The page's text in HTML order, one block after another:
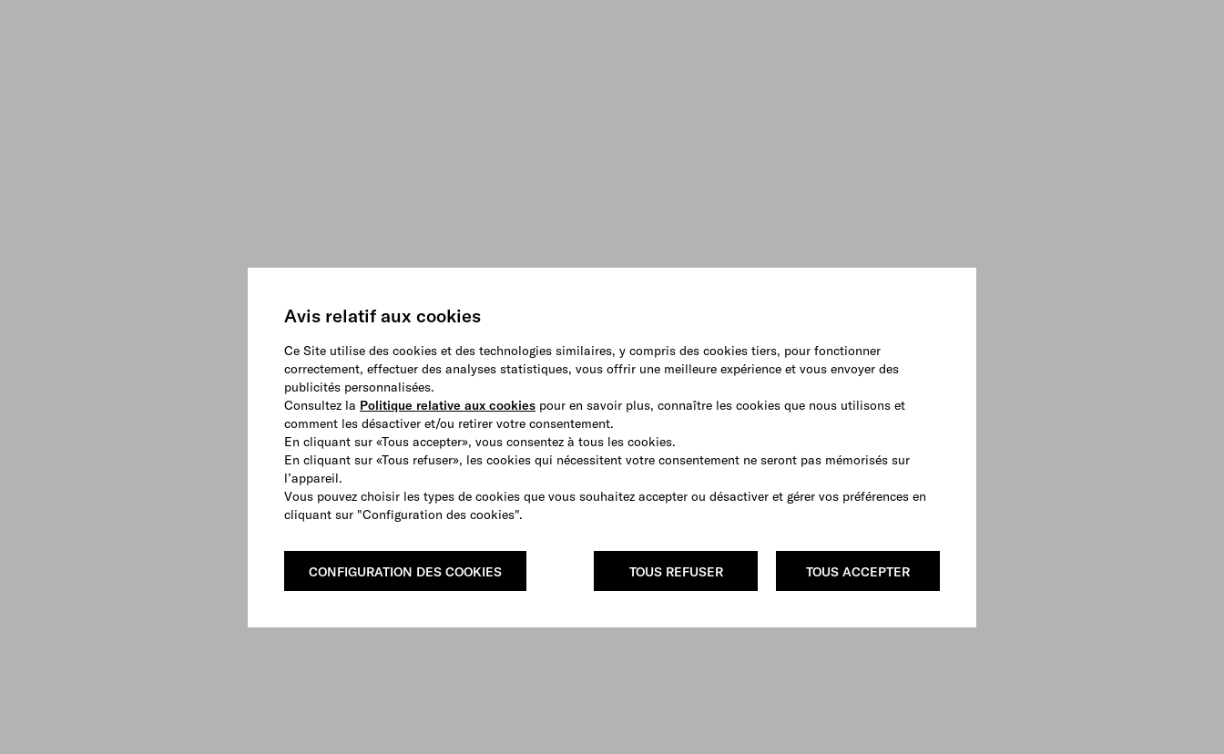
Avis relatif aux cookies
Ce Site utilise des cookies et des technologies similaires, y compris des cookies tiers, pour fonctionner
correctement, effectuer des analyses statistiques, vous offrir une meilleure expérience et vous envoyer des
publicités personnalisées.
Consultez la Politique relative aux cookies pour en savoir plus, connaître les cookies que nous utilisons et
comment les désactiver et/ou retirer votre consentement.
En cliquant sur «Tous accepter», vous consentez à tous les cookies.
En cliquant sur «Tous refuser», les cookies qui nécessitent votre consentement ne seront pas mémorisés sur
l’appareil.
Vous pouvez choisir les types de cookies que vous souhaitez accepter ou désactiver et gérer vos préférences en
cliquant sur "Configuration des cookies".
TOUS ACCEPTER
TOUS REFUSER
CONFIGURATION DES COOKIES